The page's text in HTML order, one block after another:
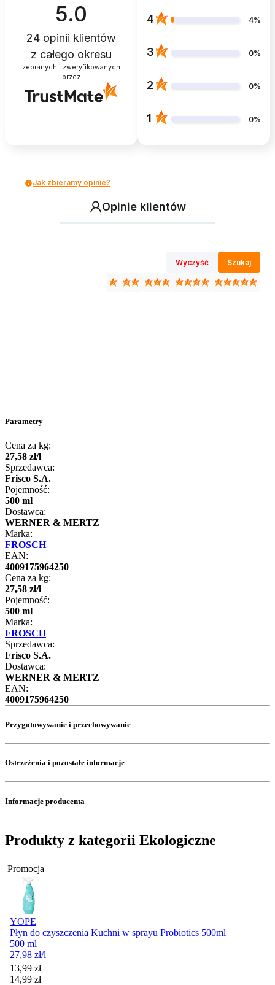
5.0
24 opinii klientów
z całego okresu
zebranych i zweryfikowanych
przez
4 4%
3 0%
2 0%
1 0%
Jak zbieramy opinie?
Opinie klientów
Wyczyść Szukaj
Parametry
Cena za kg:
27,58 zł/l
Sprzedawca:
Frisco S.A.
Pojemność:
500 ml
Dostawca:
WERNER & MERTZ
Marka:
FROSCH
EAN:
4009175964250
Cena za kg:
27,58 zł/l
Pojemność:
500 ml
Marka:
FROSCH
Sprzedawca:
Frisco S.A.
Dostawca:
WERNER & MERTZ
EAN:
4009175964250
Przygotowywanie i przechowywanie
Ostrzeżenia i pozostałe informacje
Informacje producenta
Produkty z kategorii Ekologiczne
Promocja
YOPE
Płyn do czyszczenia Kuchni w sprayu Probiotics 500ml
500 ml
27,98 zł/l
Cena promocyjna
13,99 zł
14,99 zł